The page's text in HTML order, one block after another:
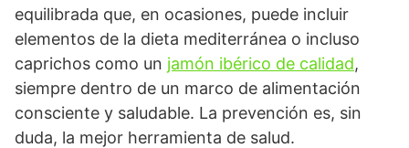
equilibrada que, en ocasiones, puede incluir
elementos de la dieta mediterránea o incluso
caprichos como un jamón ibérico de calidad,
siempre dentro de un marco de alimentación
consciente y saludable. La prevención es, sin
duda, la mejor herramienta de salud.